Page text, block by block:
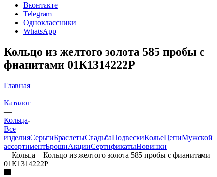
Вконтакте
Telegram
Одноклассники
WhatsApp
Кольцо из желтого золота 585 пробы с
фианитами 01К1314222Р
Главная
—
Каталог
—
Кольца
Все
изделияСерьгиБраслетыСвадьбаПодвескиКольеЦепиМужской
ассортиментБрошиАкцииСертификатыНовинки
—Кольца—Кольцо из желтого золота 585 пробы с фианитами
01К1314222Р